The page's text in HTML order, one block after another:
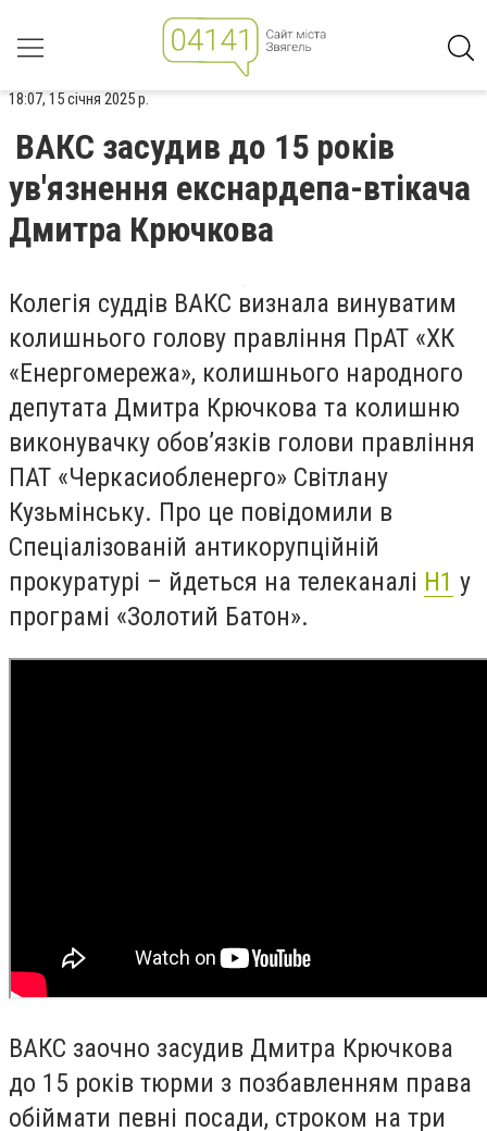
18:07, 15 січня 2025 р.
ВАКС засудив до 15 років
ув'язнення екснардепа-втікача
Дмитра Крючкова
Колегія суддів ВАКС визнала винуватим
колишнього голову правління ПрАТ «ХК
«Енергомережа», колишнього народного
депутата Дмитра Крючкова та колишню
виконувачку обов’язків голови правління
ПАТ «Черкасиобленерго» Світлану
Кузьмінську. Про це повідомили в
Спеціалізованій антикорупційній
прокуратурі – йдеться на телеканалі Н1 у
програмі «Золотий Батон».
ВАКС заочно засудив Дмитра Крючкова
до 15 років тюрми з позбавленням права
обіймати певні посади, строком на три